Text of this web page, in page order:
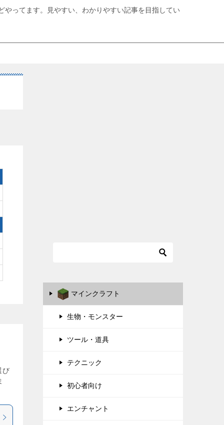
やってます。見やすい、わかりやすい記事を目指してい
び
マインクラフト
生物・モンスター
ツール・道具
テクニック
初心者向け
エンチャント